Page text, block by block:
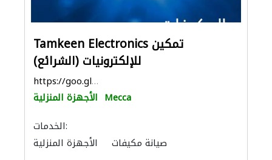
Tamkeen Electronics تمكين
للإلكترونيات (الشرائع)
https://goo.gl/maps/4q1bSi77fUx3nvuZ8
الأجهزة المنزلية Mecca
الخدمات:
الأجهزة المنزلية
صيانة مكيفات